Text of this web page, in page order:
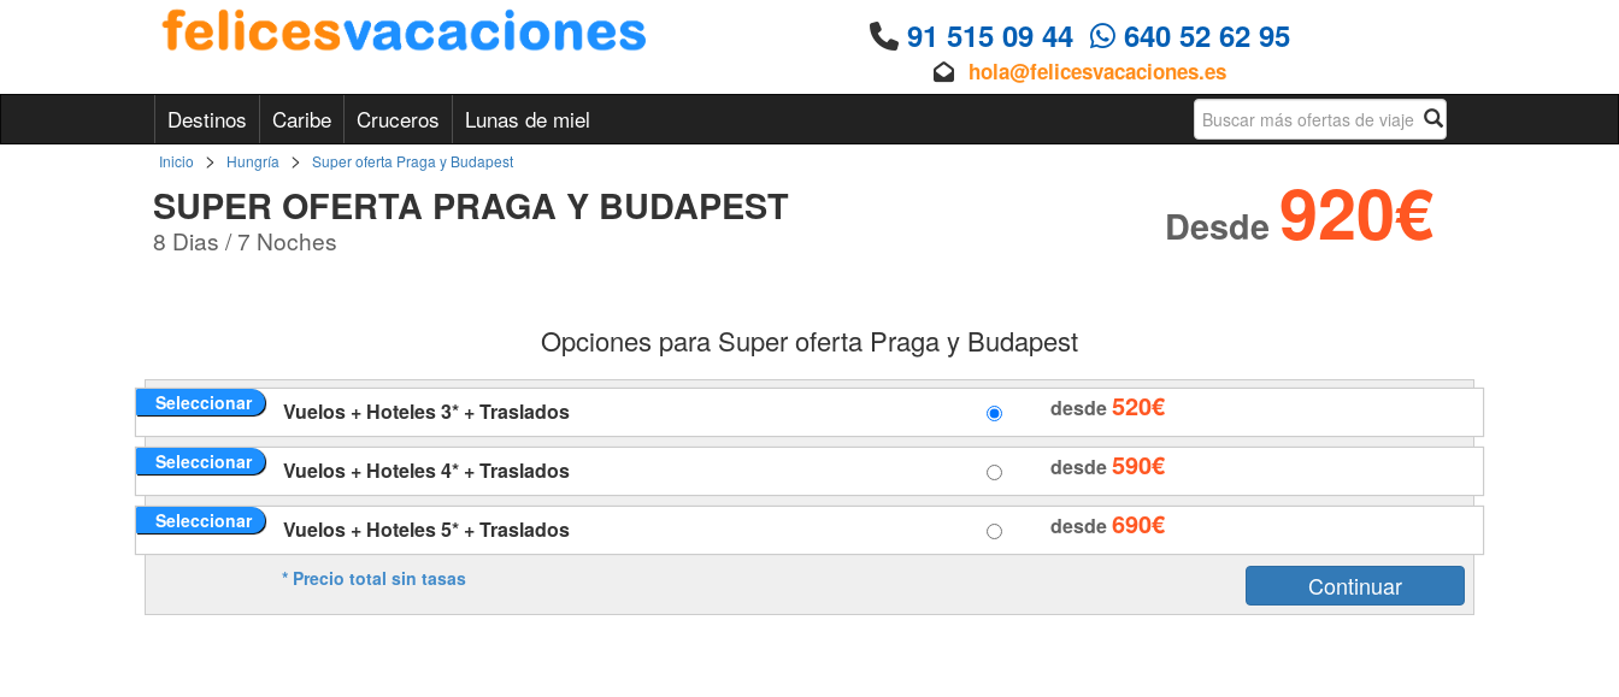
91 515 09 44 640 52 62 95
hola@felicesvacaciones.es
Destinos Caribe Cruceros Lunas de miel Busqueda
Inicio > Hungría > Super oferta Praga y Budapest
SUPER OFERTA PRAGA Y BUDAPEST
8 Dias / 7 Noches Desde 920€
Opciones para Super oferta Praga y Budapest
Seleccionar Vuelos + Hoteles 3* + Traslados desde520€
Seleccionar Vuelos + Hoteles 4* + Traslados desde590€
Seleccionar Vuelos + Hoteles 5* + Traslados desde690€
* Precio total sin tasas